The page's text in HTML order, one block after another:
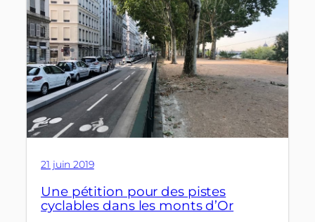
21 juin 2019
Une pétition pour des pistes
cyclables dans les monts d’Or